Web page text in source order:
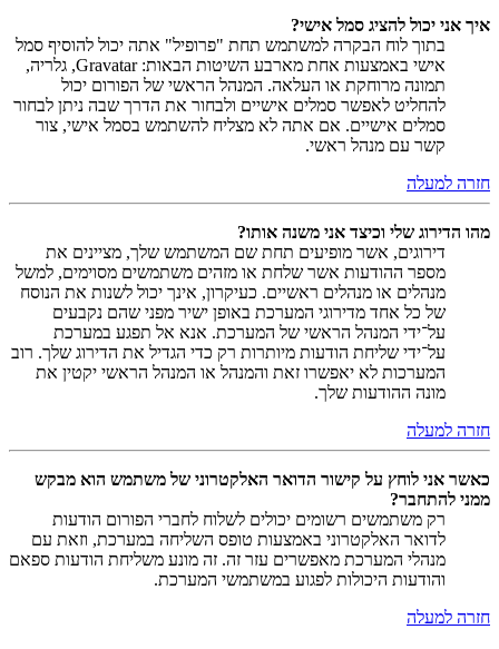
איך אני יכול להציג סמל אישי?
בתוך לוח הבקרה למשתמש תחת "פרופיל" אתה יכול להוסיף סמל
אישי באמצעות אחת מארבע השיטות הבאות: Gravatar, גלריה,
תמונה מרוחקת או העלאה. המנהל הראשי של הפורום יכול
להחליט לאפשר סמלים אישיים ולבחור את הדרך שבה ניתן לבחור
סמלים אישיים. אם אתה לא מצליח להשתמש בסמל אישי, צור
קשר עם מנהל ראשי.
חזרה למעלה
מהו הדירוג שלי וכיצד אני משנה אותו?
דירוגים, אשר מופיעים תחת שם המשתמש שלך, מציינים את
מספר ההודעות אשר שלחת או מזהים משתמשים מסוימים, למשל
מנהלים או מנהלים ראשיים. כעיקרון, אינך יכול לשנות את הנוסח
של כל אחד מדירוגי המערכת באופן ישיר מפני שהם נקבעים
על־ידי המנהל הראשי של המערכת. אנא אל תפגע במערכת
על־ידי שליחת הודעות מיותרות רק כדי הגדיל את הדירוג שלך. רוב
המערכות לא יאפשרו זאת והמנהל או המנהל הראשי יקטין את
מונה ההודעות שלך.
חזרה למעלה
כאשר אני לוחץ על קישור הדואר האלקטרוני של משתמש הוא מבקש
ממני להתחבר?
רק משתמשים רשומים יכולים לשלוח לחברי הפורום הודעות
לדואר האלקטרוני באמצעות טופס השליחה במערכת, וזאת עם
מנהלי המערכת מאפשרים עזר זה. זה מונע משליחת הודעות ספאם
והודעות היכולות לפגוע במשתמשי המערכת.
חזרה למעלה